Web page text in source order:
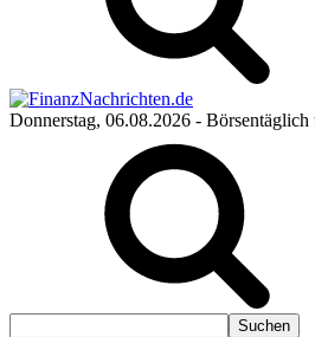
Donnerstag, 06.08.2026 - Börsentäglich